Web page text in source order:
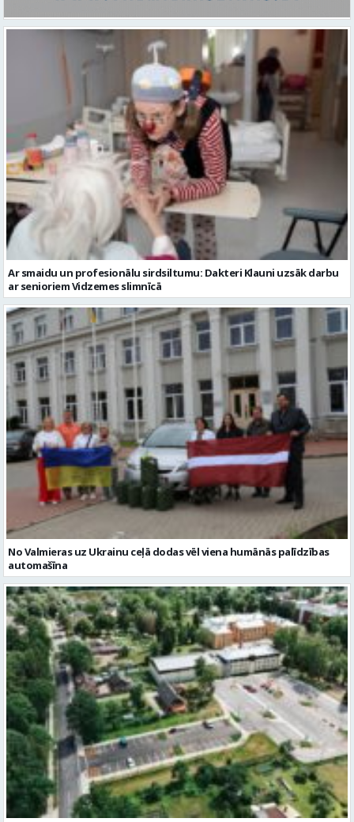
Ar smaidu un profesionālu sirdsiltumu: Dakteri Klauni uzsāk darbu
ar senioriem Vidzemes slimnīcā
No Valmieras uz Ukrainu ceļā dodas vēl viena humānās palīdzības
automašīna